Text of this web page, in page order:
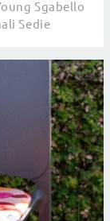
Sgabello
Sedie